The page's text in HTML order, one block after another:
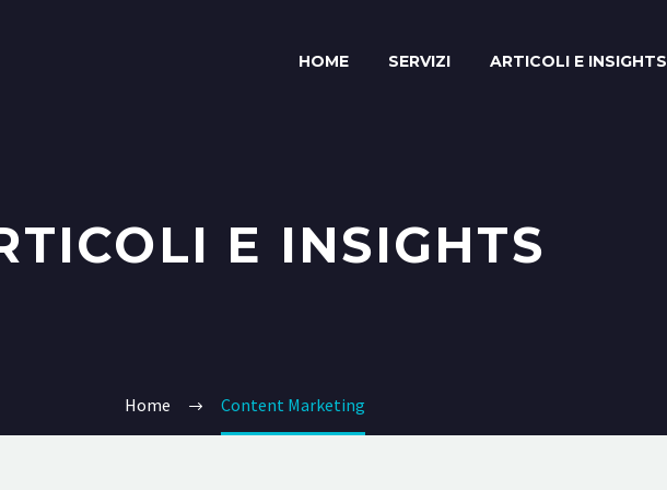
HOME SERVIZI ARTICOLI E INSIGHTS
E INSIGHTS
Home Content Marketing